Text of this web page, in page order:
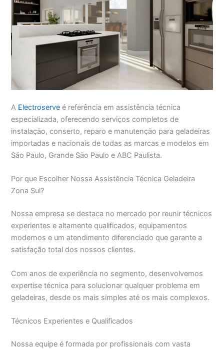
A Electroserve é referência em assistência técnica
especializada, oferecendo serviços completos de
instalação, conserto, reparo e manutenção para geladeiras
importadas e nacionais de todas as marcas e modelos em
São Paulo, Grande São Paulo e ABC Paulista.
Por que Escolher Nossa Assistência Técnica Geladeira
Zona Sul?
Nossa empresa se destaca no mercado por reunir técnicos
experientes e altamente qualificados, equipamentos
modernos e um atendimento diferenciado que garante a
satisfação total dos nossos clientes.
Com anos de experiência no segmento, desenvolvemos
expertise técnica para solucionar qualquer problema em
geladeiras, desde os mais simples até os mais complexos.
Técnicos Experientes e Qualificados
Nossa equipe é formada por profissionais com vasta